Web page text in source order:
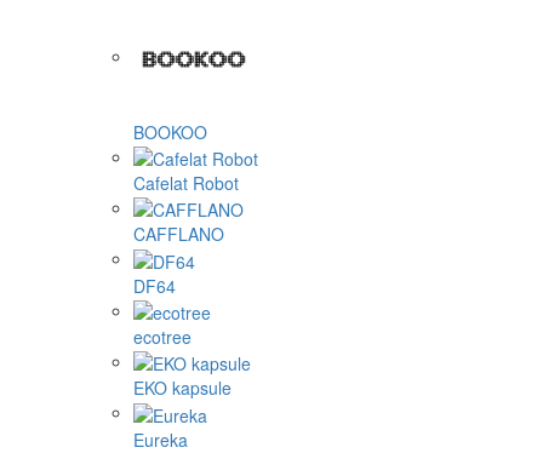
BOOKOO
Cafelat Robot
CAFFLANO
DF64
ecotree
EKO kapsule
Eureka